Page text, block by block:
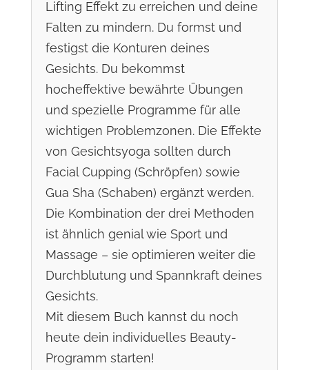
Lifting Effekt zu erreichen und deine
Falten zu mindern. Du formst und
festigst die Konturen deines
Gesichts. Du bekommst
hocheffektive bewährte Übungen
und spezielle Programme für alle
wichtigen Problemzonen. Die Effekte
von Gesichtsyoga sollten durch
Facial Cupping (Schröpfen) sowie
Gua Sha (Schaben) ergänzt werden.
Die Kombination der drei Methoden
ist ähnlich genial wie Sport und
Massage – sie optimieren weiter die
Durchblutung und Spannkraft deines
Gesichts.
Mit diesem Buch kannst du noch
heute dein individuelles Beauty-
Programm starten!